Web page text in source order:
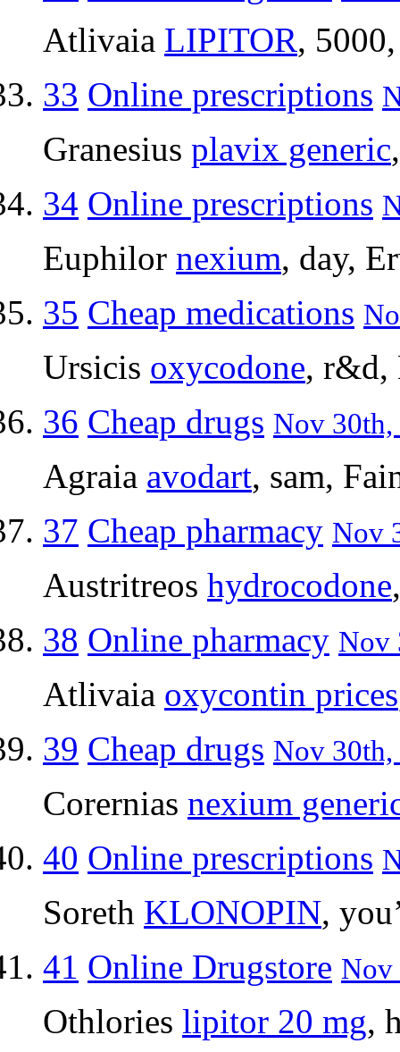
Atlivaia LIPITOR,
33 Online prescriptions
Granesius plavix generic
34 Online prescriptions
Euphilor nexium, day,
35 Cheap medications
Ursicis oxycodone, r&d,
36 Cheap drugs Nov 30th,
Agraia avodart, sam,
37 Cheap pharmacy Nov
Austritreos hydrocodone
38 Online pharmacy Nov
Atlivaia oxycontin prices
39 Cheap drugs Nov 30th,
Corernias nexium
40 Online prescriptions
Soreth KLONOPIN,
41 Online Drugstore Nov
Othlories lipitor 20 mg,